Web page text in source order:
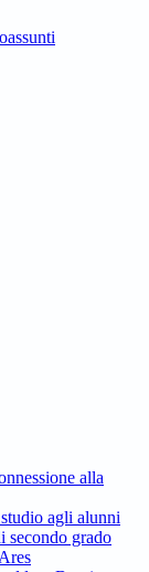
alla
agli alunni
secondo grado